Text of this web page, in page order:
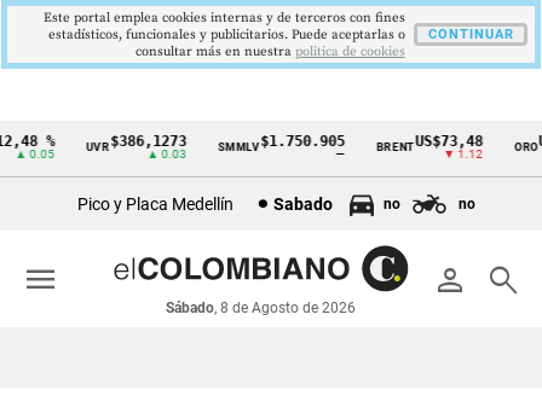
Cintillo
económicos
Colombia
%
▲ 0.05
UVR$386,1273
▲ 0.03
SMMLV$1.750.905 BRENTUS$73,48
▼ 1.12
ORO
Pico y Placa Medellín Sabado no no
person search
Sábado, 8 de Agosto de 2026
menu
Este portal emplea cookies internas y de terceros con fines
estadísticos, funcionales y publicitarios. Puede aceptarlas o
consultar más en nuestra politica de cookies
CONTINUAR